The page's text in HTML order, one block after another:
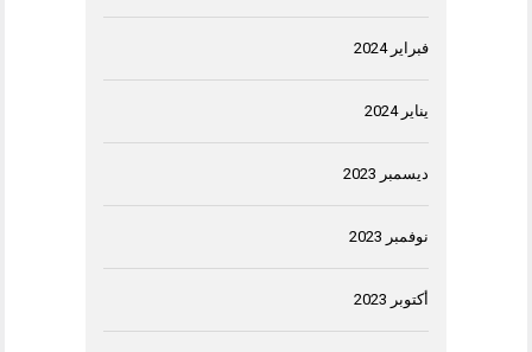
فبراير 2024
يناير 2024
ديسمبر 2023
نوفمبر 2023
أكتوبر 2023